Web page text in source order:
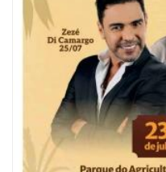
07/08/2026 | 18:03
COLUNA DO PRISCO PARAÍSO:
Supremo fazendo jogo sujo
ITAJAÍ